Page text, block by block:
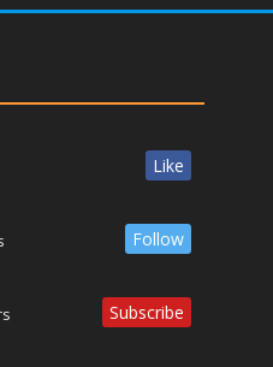
Like
Follow
Subscribe